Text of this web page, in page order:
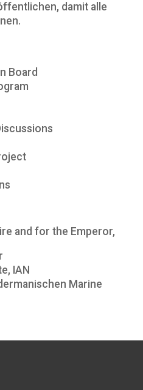
damit alle
Board
and for the Emperor,
IAN
Marine